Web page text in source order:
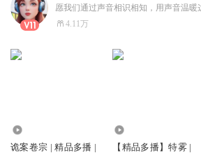
愿我们通过声音相识相知，用声音温暖
4.11万
诡案卷宗 | 精品多播 |
【精品多播】特雾 |